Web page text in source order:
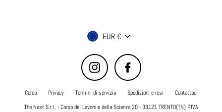
Valuta
EUR €
Instagram Facebook
Cerca Privacy Termini di servizio Spedizioni e resi
Contattaci
The Nest S.r.l. - Corso del Lavoro e della Scienza 20 - 38121 TRENTO(TN) P.IVA